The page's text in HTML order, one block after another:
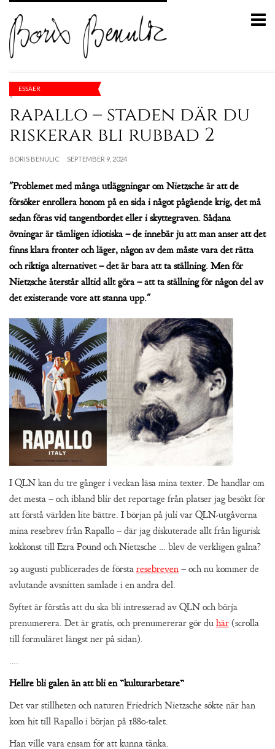
ESSÄER
rapallo – staden där du
riskerar bli rubbad 2
BORIS BENULIC SEPTEMBER 9, 2024
"Problemet med många utläggningar om Nietzsche är att de
försöker enrollera honom på en sida i något pågående krig, det må
sedan föras vid tangentbordet eller i skyttegraven. Sådana
övningar är tämligen idiotiska – de innebär ju att man anser att det
finns klara fronter och läger, någon av dem måste vara det rätta
och riktiga alternativet – det är bara att ta ställning. Men för
Nietzsche återstår alltid allt göra – att ta ställning för någon del av
det existerande vore att stanna upp."
I QLN kan du tre gånger i veckan läsa mina texter. De handlar om
det mesta – och ibland blir det reportage från platser jag besökt för
att förstå världen lite bättre. I början på juli var QLN-utgåvorna
mina resebrev från Rapallo – där jag diskuterade allt från ligurisk
kokkonst till Ezra Pound och Nietzsche … blev de verkligen galna?
29 augusti publicerades de första resebreven – och nu kommer de
avlutande avsnitten samlade i en andra del.
Syftet är förstås att du ska bli intresserad av QLN och börja
prenumerera. Det är gratis, och prenumererar gör du här (scrolla
till formuläret längst ner på sidan).
….
Hellre bli galen än att bli en ”kulturarbetare”
Det var stillheten och naturen Friedrich Nietzsche sökte när han
kom hit till Rapallo i början på 1880-talet.
Han ville vara ensam för att kunna tänka.